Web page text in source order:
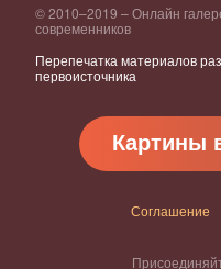
© 2010–2019 – Онлайн
современников
Перепечатка материалов
первоисточника
Картины
Соглашение